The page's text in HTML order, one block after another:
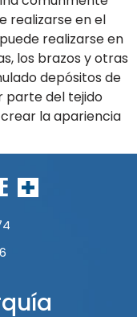
realizarse en el
realizarse en
los brazos y otras
depósitos de
parte del tejido
la apariencia